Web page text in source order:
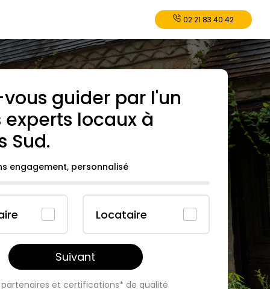
02 21 83 40 42
guider par l'un
experts locaux à
Sud.
engagement, personnalisé
Locataire
Suivant
partenaires et certifications* de qualité